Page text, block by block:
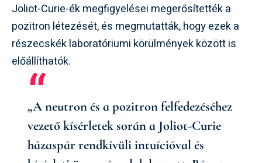
Joliot-Curie-ék megfigyelései megerősítették a
pozitron létezését, és megmutatták, hogy ezek a
részecskék laboratóriumi körülmények között is
előállíthatók.
„A neutron és a pozitron felfedezéséhez
vezető kísérletek során a Joliot-Curie
házaspár rendkívüli intuícióval és